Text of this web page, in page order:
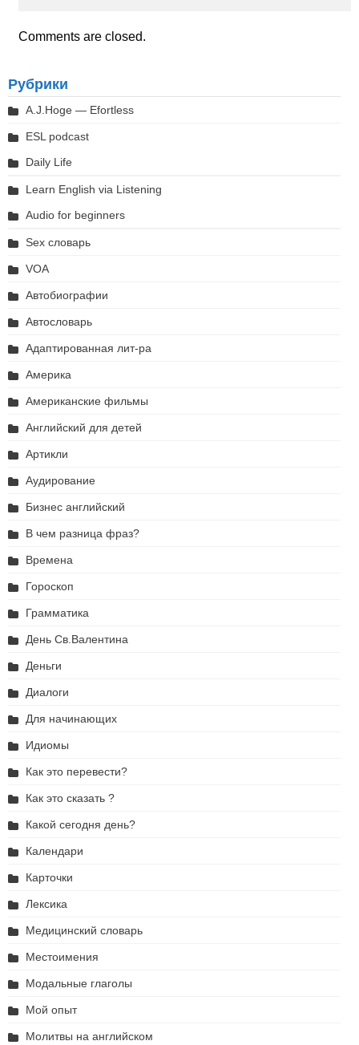
Comments are closed.
Рубрики
A.J.Hoge — Efortless
ESL podcast
Daily Life
Learn English via Listening
Audio for beginners
Sex словарь
VOA
Автобиографии
Автословарь
Адаптированная лит-ра
Америка
Американские фильмы
Английский для детей
Артикли
Аудирование
Бизнес английский
В чем разница фраз?
Времена
Гороскоп
Грамматика
День Св.Валентина
Деньги
Диалоги
Для начинающих
Идиомы
Как это перевести?
Как это сказать ?
Какой сегодня день?
Календари
Карточки
Лексика
Медицинский словарь
Местоимения
Модальные глаголы
Мой опыт
Молитвы на английском